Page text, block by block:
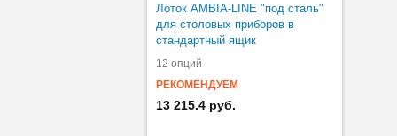
Лоток AMBIA-LINE "под сталь"
для столовых приборов в
стандартный ящик
12 опций
РЕКОМЕНДУЕМ
13 215.4 руб.